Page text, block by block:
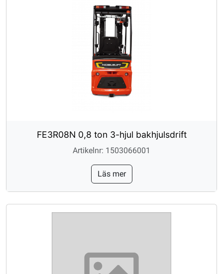
FE3R08N 0,8 ton 3-hjul bakhjulsdrift
Artikelnr: 1503066001
Läs mer